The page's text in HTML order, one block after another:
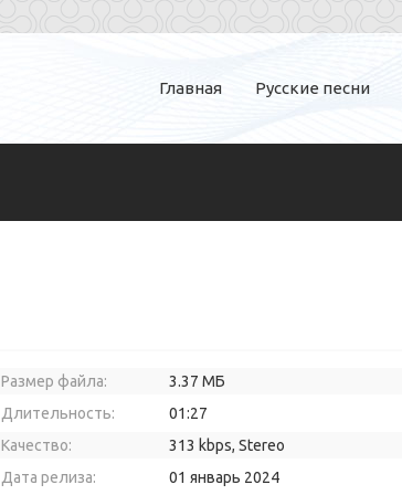
Главная Русские песни
Размер файла:
3.37 МБ
Длительность:
01:27
Качество:
313 kbps, Stereo
Дата релиза:
01 январь 2024